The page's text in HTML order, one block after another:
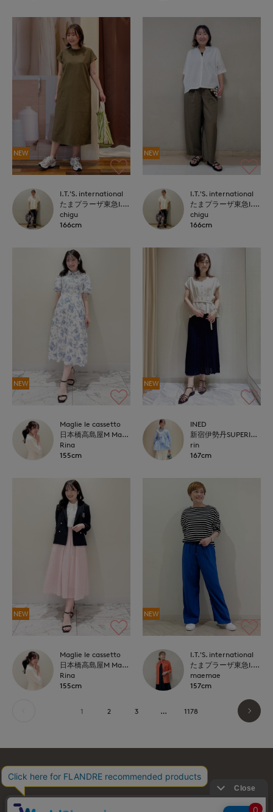
NEW
I.T.'S. international
たまプラーザ東急I.T.'S.international
chigu
166cm
NEW
I.T.'S. international
たまプラーザ東急I.T.'S.international
chigu
166cm
NEW
Maglie le cassetto
日本橋高島屋M Maglie le cassetto
Rina
155cm
NEW
INED
新宿伊勢丹SUPERIOR CLOSET
rin
167cm
NEW
Maglie le cassetto
日本橋高島屋M Maglie le cassetto
Rina
155cm
NEW
I.T.'S. international
たまプラーザ東急I.T.'S.international
maemae
157cm
1 2 3 … 1178
お問い合わせ 利用規約 プライバシーポリシー